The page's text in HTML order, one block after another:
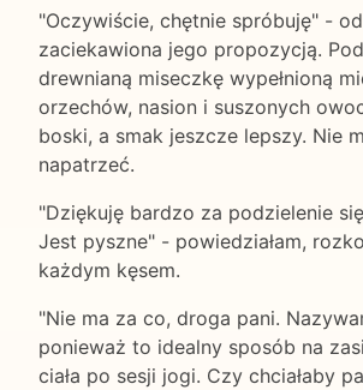
"Oczywiście, chętnie spróbuję" -
zaciekawiona jego propozycją.
drewnianą miseczkę wypełnioną
orzechów, nasion i suszonych
boski, a smak jeszcze lepszy. Nie
napatrzeć.
"Dziękuję bardzo za podzielenie
Jest pyszne" - powiedziałam,
każdym kęsem.
"Nie ma za co, droga pani.
ponieważ to idealny sposób na
ciała po sesji jogi. Czy chciałaby